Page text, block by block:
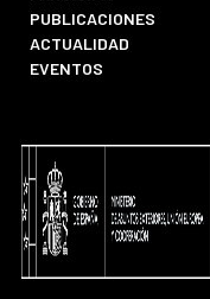
PUBLICACIONES
ACTUALIDAD
EVENTOS